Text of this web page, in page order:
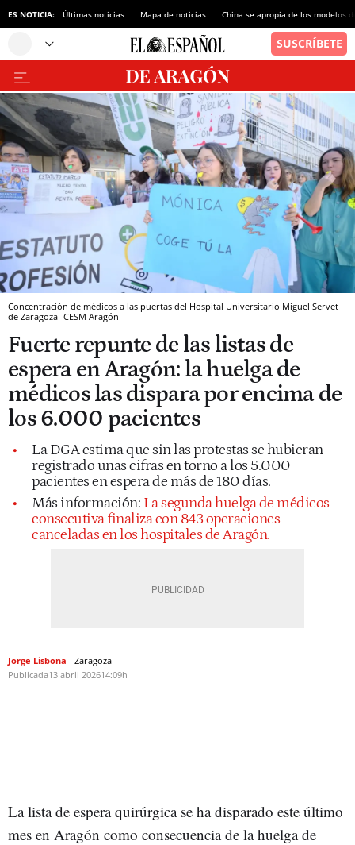
ES NOTICIA: Últimas noticias Mapa de noticias China se apropia de los modelos
Concentración de médicos a las puertas del Hospital Universitario Miguel Servet
de Zaragoza CESM Aragón
Fuerte repunte de las listas de
espera en Aragón: la huelga de
médicos las dispara por encima de
los 6.000 pacientes
La DGA estima que sin las protestas se hubieran
registrado unas cifras en torno a los 5.000
pacientes en espera de más de 180 días.
Más información: La segunda huelga de médicos
consecutiva finaliza con 843 operaciones
canceladas en los hospitales de Aragón.
Jorge Lisbona
Zaragoza
Publicada13 abril 202614:09h
La lista de espera quirúrgica se ha disparado este último
mes en Aragón como consecuencia de la huelga de